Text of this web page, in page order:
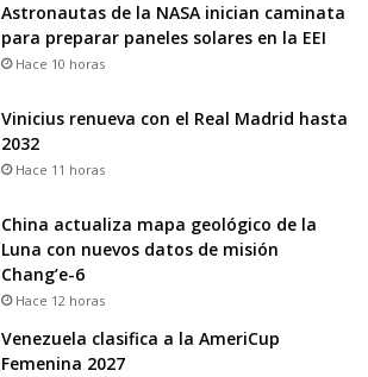
Astronautas de la NASA inician caminata
para preparar paneles solares en la EEI
Hace 10 horas
Vinicius renueva con el Real Madrid hasta
2032
Hace 11 horas
China actualiza mapa geológico de la
Luna con nuevos datos de misión
Chang’e-6
Hace 12 horas
Venezuela clasifica a la AmeriCup
Femenina 2027